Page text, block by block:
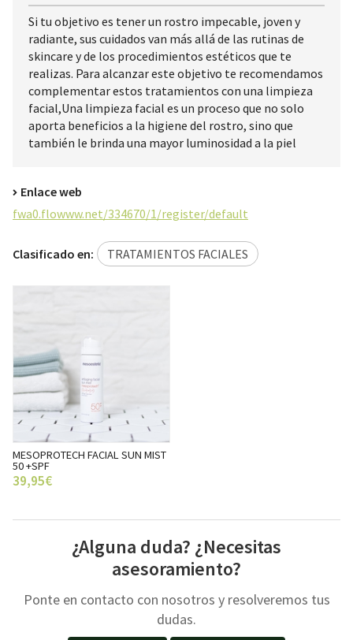
Si tu objetivo es tener un rostro impecable, joven y
radiante, sus cuidados van más allá de las rutinas de
skincare y de los procedimientos estéticos que te
realizas. Para alcanzar este objetivo te recomendamos
complementar estos tratamientos con una limpieza
facial,Una limpieza facial es un proceso que no solo
aporta beneficios a la higiene del rostro, sino que
también le brinda una mayor luminosidad a la piel
Enlace web
fwa0.flowww.net/334670/1/register/default
Clasificado en: TRATAMIENTOS FACIALES
MESOPROTECH FACIAL SUN MIST
50 +SPF
39,95€
¿Alguna duda? ¿Necesitas
asesoramiento?
Ponte en contacto con nosotros y resolveremos tus
dudas.